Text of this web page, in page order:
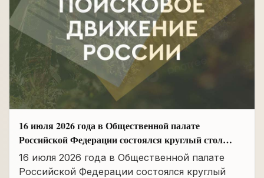
16 июля 2026 года в Общественной палате
Российской Федерации состоялся круглый стол
«Сохранение памяти о Героях подвига
самопожертвования и воспитание...
16 июля 2026 года в Общественной палате
Российской Федерации состоялся круглый